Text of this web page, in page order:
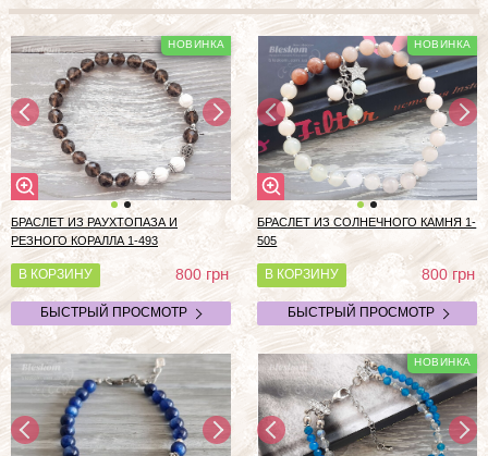
БРАСЛЕТ ИЗ РАУХТОПАЗА И
РЕЗНОГО КОРАЛЛА 1-493
В КОРЗИНУ 800грн
БЫСТРЫЙ ПРОСМОТР
БРАСЛЕТ ИЗ СОЛНЕЧНОГО КАМНЯ 1-
505
В КОРЗИНУ 800грн
БЫСТРЫЙ ПРОСМОТР